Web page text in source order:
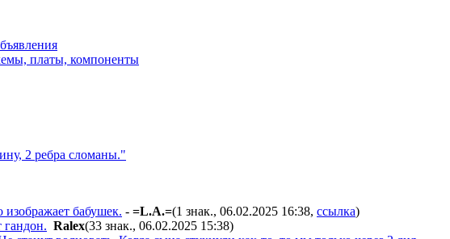
платы, компоненты
2 ребра сломаны."
бабушек. - =L.A.=(1 знак., 06.02.2025 16:38, ссылка)
гандон. Ralex(33 знак., 06.02.2025 15:38)